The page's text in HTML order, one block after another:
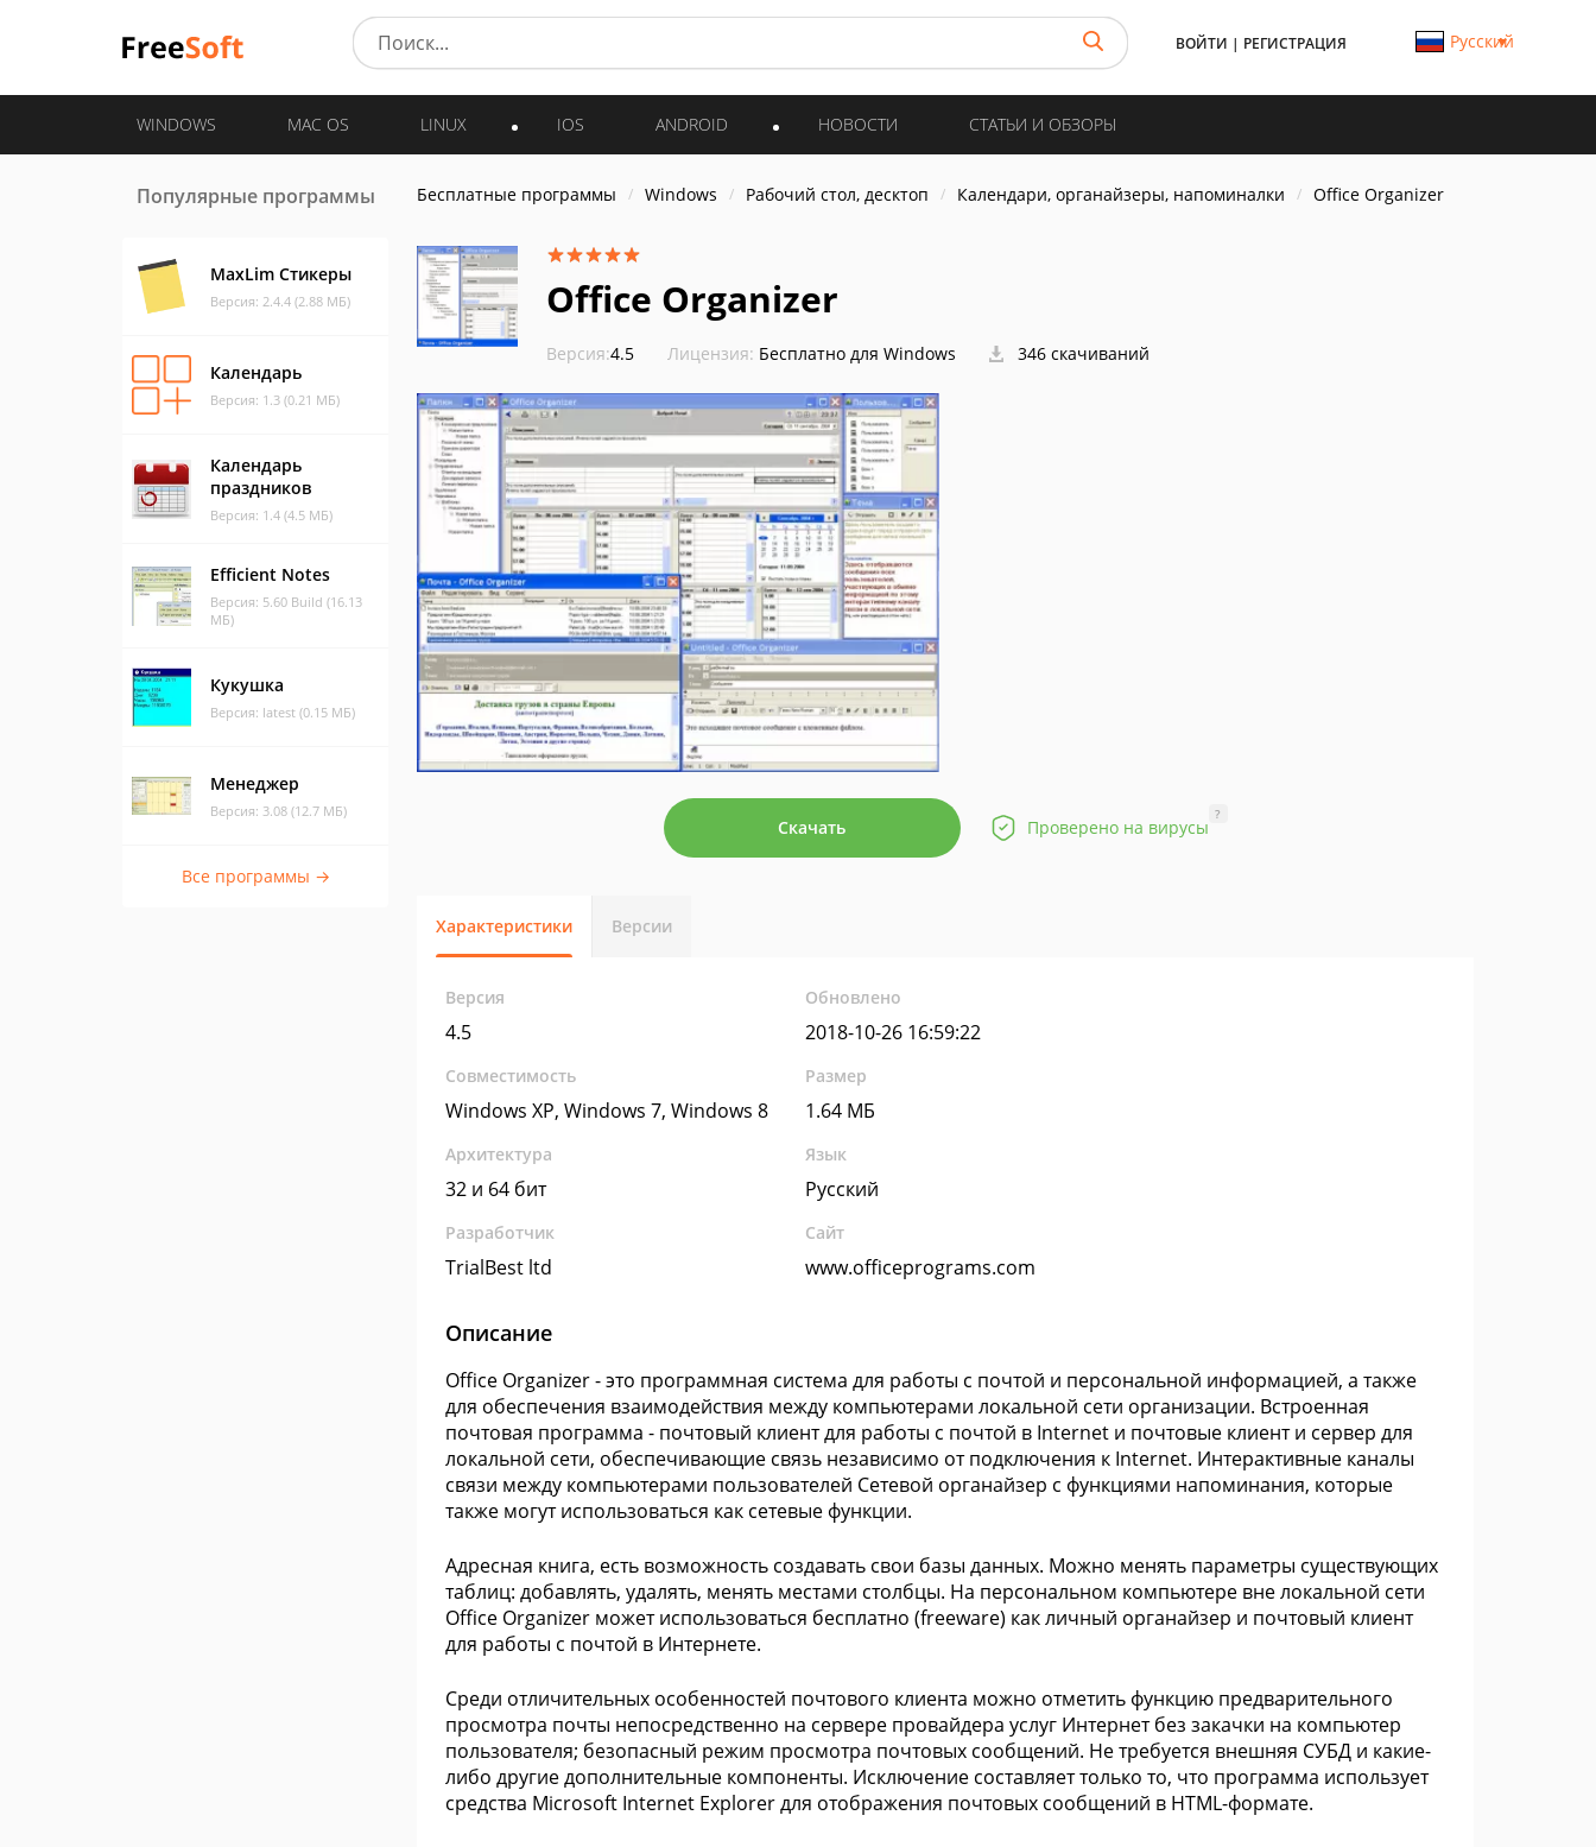
ВОЙТИ | РЕГИСТРАЦИЯ Русский
WINDOWS MAC OS LINUX IOS ANDROID НОВОСТИ СТАТЬИ И ОБЗОРЫ
Популярные программы
MaxLim Стикеры
Версия: 2.4.4 (2.88 МБ)
Календарь
Версия: 1.3 (0.21 МБ)
Календарь
праздников
Версия: 1.4 (4.5 МБ)
Efficient Notes
Версия: 5.60 Build (16.13
МБ)
Кукушка
Версия: latest (0.15 МБ)
Менеджер
Версия: 3.08 (12.7 МБ)
Все программы →
Бесплатные программы Windows Рабочий стол, десктоп Календари, органайзеры, напоминалки Office Organizer
Office Organizer
Версия:4.5 Лицензия: Бесплатно для Windows 346 скачиваний
Скачать Проверено на вирусы
?
Характеристики Версии
Версия
4.5
Обновлено
2018-10-26 16:59:22
Совместимость
Windows XP, Windows 7, Windows 8
Размер
1.64 МБ
Архитектура
32 и 64 бит
Язык
Русский
Разработчик
TrialBest ltd
Сайт
www.officeprograms.com
Описание
Office Organizer - это программная система для работы с почтой и персональной информацией, а также
для обеспечения взаимодействия между компьютерами локальной сети организации. Встроенная
почтовая программа - почтовый клиент для работы с почтой в Internet и почтовые клиент и сервер для
локальной сети, обеспечивающие связь независимо от подключения к Internet. Интерактивные каналы
связи между компьютерами пользователей Сетевой органайзер с функциями напоминания, которые
также могут использоваться как сетевые функции.
Адресная книга, есть возможность создавать свои базы данных. Можно менять параметры существующих
таблиц: добавлять, удалять, менять местами столбцы. На персональном компьютере вне локальной сети
Office Organizer может использоваться бесплатно (freeware) как личный органайзер и почтовый клиент
для работы с почтой в Интернете.
Среди отличительных особенностей почтового клиента можно отметить функцию предварительного
просмотра почты непосредственно на сервере провайдера услуг Интернет без закачки на компьютер
пользователя; безопасный режим просмотра почтовых сообщений. Не требуется внешняя СУБД и какие-
либо другие дополнительные компоненты. Исключение составляет только то, что программа использует
средства Microsoft Internet Explorer для отображения почтовых сообщений в HTML-формате.